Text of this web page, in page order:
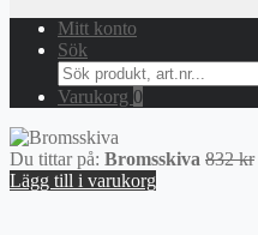
Mitt konto
Sök
Search
for:
Varukorg 0
Du tittar på: Bromsskiva 832kr
Lägg till i varukorg